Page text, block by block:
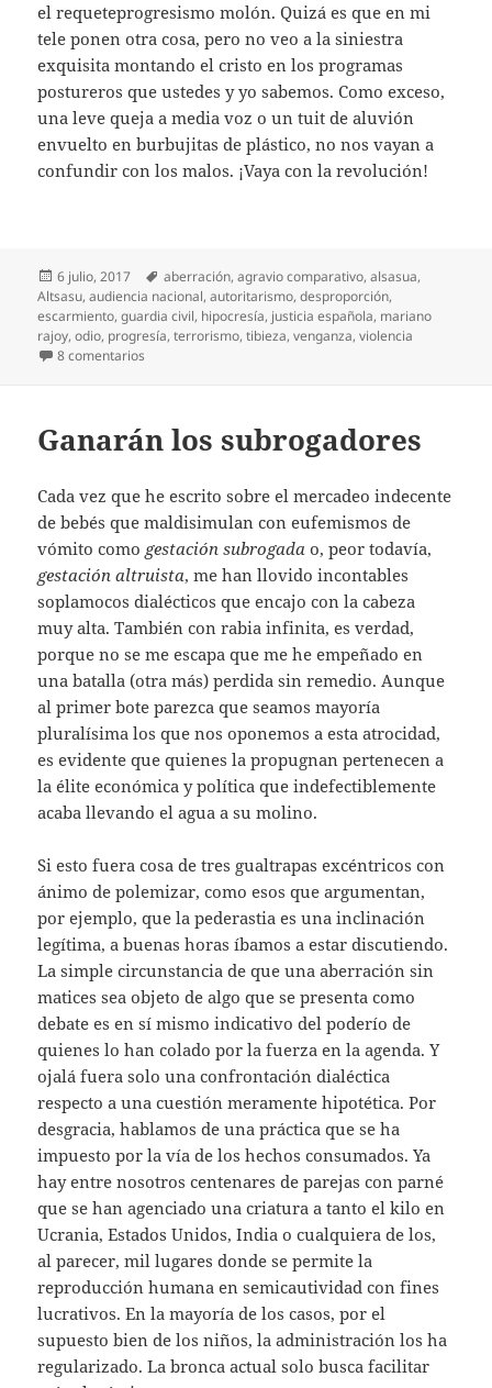
el requeteprogresismo molón. Quizá es que en mi
tele ponen otra cosa, pero no veo a la siniestra
exquisita montando el cristo en los programas
postureros que ustedes y yo sabemos. Como exceso,
una leve queja a media voz o un tuit de aluvión
envuelto en burbujitas de plástico, no nos vayan a
confundir con los malos. ¡Vaya con la revolución!
Publicado
el
6 julio, 2017 Etiquetas
aberración,agravio comparativo,alsasua,
Altsasu,audiencia nacional,autoritarismo,desproporción,
escarmiento,guardia civil, hipocresía, justicia española, mariano
rajoy,odio, progresía,terrorismo,tibieza,venganza,violencia
8 comentarios
Ganarán los subrogadores
Cada vez que he escrito sobre el mercadeo indecente
de bebés que maldisimulan con eufemismos de
vómito como gestación subrogada o, peor todavía,
gestación altruista, me han llovido incontables
soplamocos dialécticos que encajo con la cabeza
muy alta. También con rabia infinita, es verdad,
porque no se me escapa que me he empeñado en
una batalla (otra más) perdida sin remedio. Aunque
al primer bote parezca que seamos mayoría
pluralísima los que nos oponemos a esta atrocidad,
es evidente que quienes la propugnan pertenecen a
la élite económica y política que indefectiblemente
acaba llevando el agua a su molino.
Si esto fuera cosa de tres gualtrapas excéntricos con
ánimo de polemizar, como esos que argumentan,
por ejemplo, que la pederastia es una inclinación
legítima, a buenas horas íbamos a estar discutiendo.
La simple circunstancia de que una aberración sin
matices sea objeto de algo que se presenta como
debate es en sí mismo indicativo del poderío de
quienes lo han colado por la fuerza en la agenda. Y
ojalá fuera solo una confrontación dialéctica
respecto a una cuestión meramente hipotética. Por
desgracia, hablamos de una práctica que se ha
impuesto por la vía de los hechos consumados. Ya
hay entre nosotros centenares de parejas con parné
que se han agenciado una criatura a tanto el kilo en
Ucrania, Estados Unidos, India o cualquiera de los,
al parecer, mil lugares donde se permite la
reproducción humana en semicautividad con fines
lucrativos. En la mayoría de los casos, por el
supuesto bien de los niños, la administración los ha
regularizado. La bronca actual solo busca facilitar